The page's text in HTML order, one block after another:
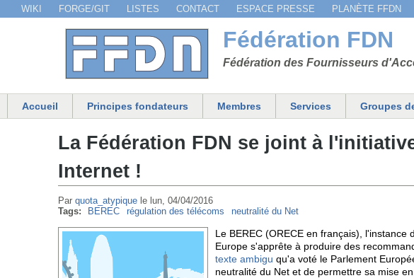
Fédération FDN
Fédération des Fournisseurs
Menu secondaire
WIKI FORGE/GIT LISTES CONTACT ESPACE PRESSE PLANÈTE FFDN
Menu principal
Accueil Principes fondateurs Membres Services Groupes
La Fédération FDN se joint à
Internet !
Par quota_atypique le lun, 04/04/2016
Tags:
BEREC régulation des télécoms neutralité du Net
Le BEREC (ORECE en français), l'instance
Europe s'apprête à produire des
texte ambigu qu'a voté le Parlement
neutralité du Net et de permettre sa mise